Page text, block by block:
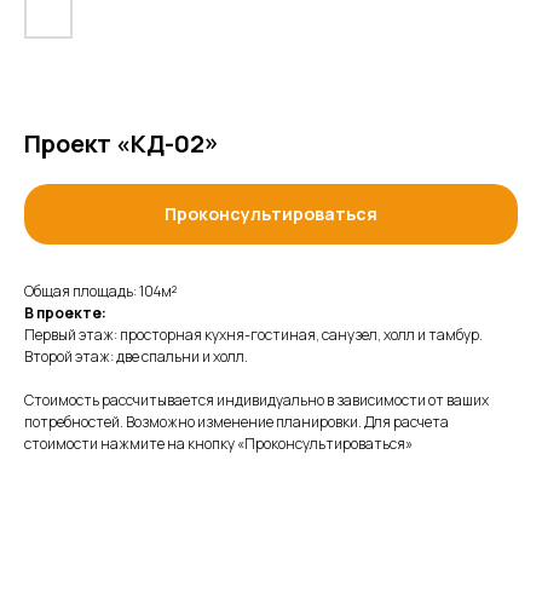
Проект «КД-02»
Проконсультироваться
Общая площадь: 104м²
В проекте:
Первый этаж: просторная кухня-гостиная, санузел, холл и тамбур.
Второй этаж: две спальни и холл.
Стоимость рассчитывается индивидуально в зависимости от ваших
потребностей. Возможно изменение планировки. Для расчета
стоимости нажмите на кнопку «Проконсультироваться»